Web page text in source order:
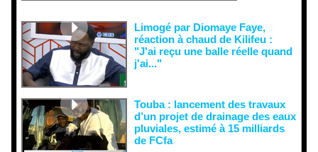
Limogé par Diomaye Faye,
réaction à chaud de Kilifeu :
"J'ai reçu une balle réelle quand
j'ai..."
Touba : lancement des travaux
d’un projet de drainage des eaux
pluviales, estimé à 15 milliards
de FCfa ‎